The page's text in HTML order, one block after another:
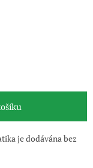
je dodávána bez